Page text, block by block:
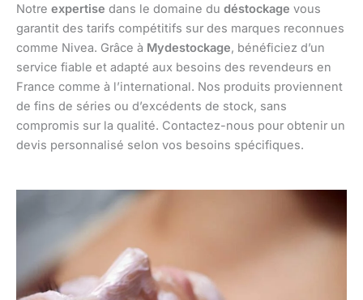
Notre expertise dans le domaine du déstockage vous
garantit des tarifs compétitifs sur des marques reconnues
comme Nivea. Grâce à Mydestockage, bénéficiez d’un
service fiable et adapté aux besoins des revendeurs en
France comme à l’international. Nos produits proviennent
de fins de séries ou d’excédents de stock, sans
compromis sur la qualité. Contactez-nous pour obtenir un
devis personnalisé selon vos besoins spécifiques.